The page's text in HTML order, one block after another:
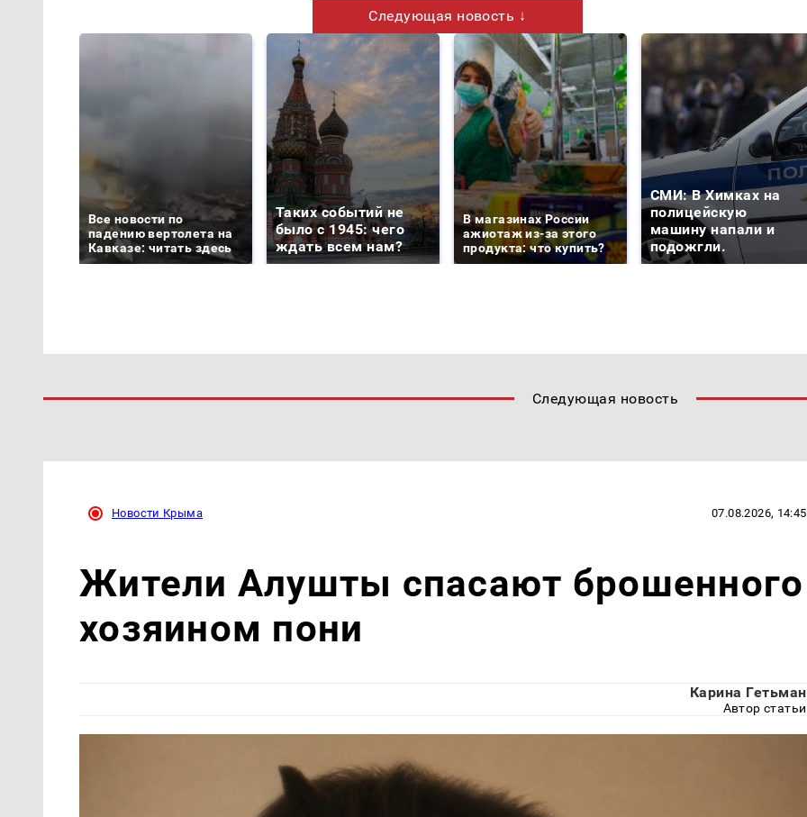
Следующая новость ↓
Все новости по
падению вертолета на
Кавказе: читать здесь
Таких событий не
было с 1945: чего
ждать всем нам?
В магазинах России
ажиотаж из-за этого
продукта: что купить?
СМИ: В Химках на
полицейскую
машину напали и
подожгли.
Следующая новость
Новости Крыма 07.08.2026, 14:45
Жители Алушты спасают брошенного
хозяином пони
Карина Гетьман
Автор статьи